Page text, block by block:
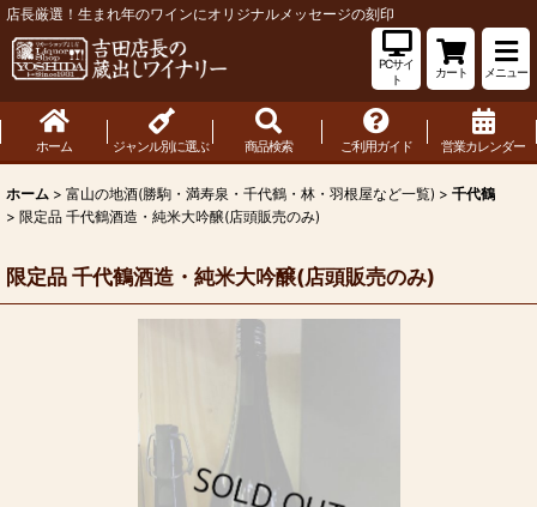
店長厳選！生まれ年のワインにオリジナルメッセージの刻印
PCサイ
ト
カート メニュー
ホーム ジャンル別に選ぶ 商品検索 ご利用ガイド 営業カレンダー
ホーム > 富山の地酒(勝駒・満寿泉・千代鶴・林・羽根屋など一覧) > 千代鶴
> 限定品 千代鶴酒造・純米大吟醸(店頭販売のみ)
限定品 千代鶴酒造・純米大吟醸(店頭販売のみ)